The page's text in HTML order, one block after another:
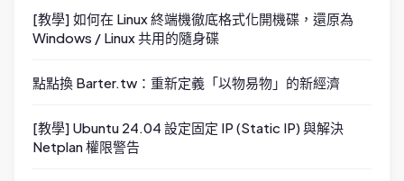
[教學] 如何在 Linux 終端機徹底格式化開機碟，還原為
Windows / Linux 共用的隨身碟
點點換 Barter.tw：重新定義「以物易物」的新經濟
[教學] Ubuntu 24.04 設定固定 IP (Static IP) 與解決
Netplan 權限警告